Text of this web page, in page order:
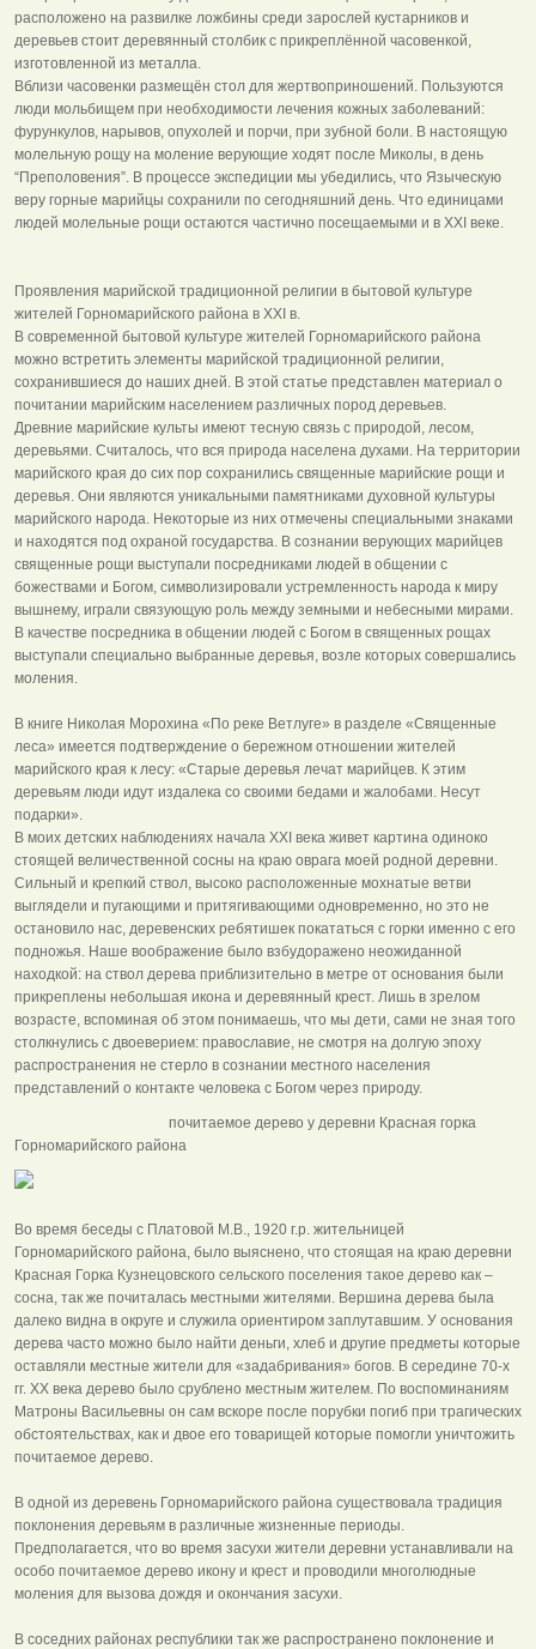
расположено на развилке ложбины среди зарослей кустарников и
деревьев стоит деревянный столбик с прикреплённой часовенкой,
изготовленной из металла.
Вблизи часовенки размещён стол для жертвоприношений. Пользуются
люди мольбищем при необходимости лечения кожных заболеваний:
фурункулов, нарывов, опухолей и порчи, при зубной боли. В настоящую
молельную рощу на моление верующие ходят после Миколы, в день
“Преполовения”. В процессе экспедиции мы убедились, что Языческую
веру горные марийцы сохранили по сегодняшний день. Что единицами
людей молельные рощи остаются частично посещаемыми и в ХХI веке.
Проявления марийской традиционной религии в бытовой культуре
жителей Горномарийского района в XXI в.
В современной бытовой культуре жителей Горномарийского района
можно встретить элементы марийской традиционной религии,
сохранившиеся до наших дней. В этой статье представлен материал о
почитании марийским населением различных пород деревьев.
Древние марийские культы имеют тесную связь с природой, лесом,
деревьями. Считалось, что вся природа населена духами. На территории
марийского края до сих пор сохранились священные марийские рощи и
деревья. Они являются уникальными памятниками духовной культуры
марийского народа. Некоторые из них отмечены специальными знаками
и находятся под охраной государства. В сознании верующих марийцев
священные рощи выступали посредниками людей в общении с
божествами и Богом, символизировали устремленность народа к миру
вышнему, играли связующую роль между земными и небесными мирами.
В качестве посредника в общении людей с Богом в священных рощах
выступали специально выбранные деревья, возле которых совершались
моления.
В книге Николая Морохина «По реке Ветлуге» в разделе «Священные
леса» имеется подтверждение о бережном отношении жителей
марийского края к лесу: «Старые деревья лечат марийцев. К этим
деревьям люди идут издалека со своими бедами и жалобами. Несут
подарки».
В моих детских наблюдениях начала XXI века живет картина одиноко
стоящей величественной сосны на краю оврага моей родной деревни.
Сильный и крепкий ствол, высоко расположенные мохнатые ветви
выглядели и пугающими и притягивающими одновременно, но это не
остановило нас, деревенских ребятишек покататься с горки именно с его
подножья. Наше воображение было взбудоражено неожиданной
находкой: на ствол дерева приблизительно в метре от основания были
прикреплены небольшая икона и деревянный крест. Лишь в зрелом
возрасте, вспоминая об этом понимаешь, что мы дети, сами не зная того
столкнулись с двоеверием: православие, не смотря на долгую эпоху
распространения не стерло в сознании местного населения
представлений о контакте человека с Богом через природу.
почитаемое дерево у деревни Красная горка
Горномарийского района
Во время беседы с Платовой М.В., 1920 г.р. жительницей
Горномарийского района, было выяснено, что стоящая на краю деревни
Красная Горка Кузнецовского сельского поселения такое дерево как –
сосна, так же почиталась местными жителями. Вершина дерева была
далеко видна в округе и служила ориентиром заплутавшим. У основания
дерева часто можно было найти деньги, хлеб и другие предметы которые
оставляли местные жители для «задабривания» богов. В середине 70-х
гг. XX века дерево было срублено местным жителем. По воспоминаниям
Матроны Васильевны он сам вскоре после порубки погиб при трагических
обстоятельствах, как и двое его товарищей которые помогли уничтожить
почитаемое дерево.
В одной из деревень Горномарийского района существовала традиция
поклонения деревьям в различные жизненные периоды.
Предполагается, что во время засухи жители деревни устанавливали на
особо почитаемое дерево икону и крест и проводили многолюдные
моления для вызова дождя и окончания засухи.
В соседних районах республики так же распространено поклонение и